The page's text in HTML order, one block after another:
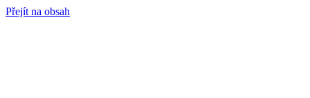
Přejít na obsah